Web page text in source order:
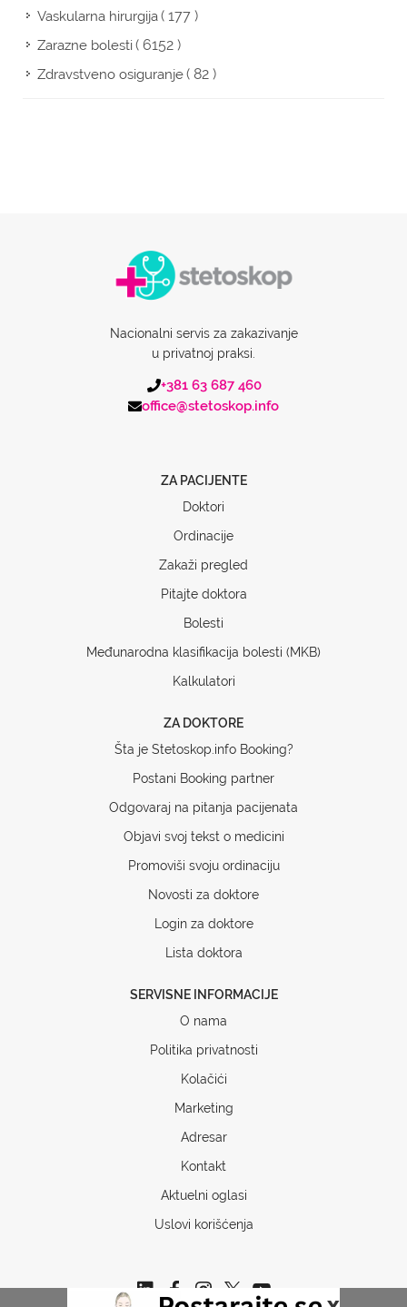
Vaskularna hirurgija( 177 )
Zarazne bolesti( 6152 )
Zdravstveno osiguranje( 82 )
Nacionalni servis za zakazivanje
u privatnoj praksi.
+381 63 687 460
office@stetoskop.info
ZA PACIJENTE
Doktori
Ordinacije
Zakaži pregled
Pitajte doktora
Bolesti
Međunarodna klasifikacija bolesti (MKB)
Kalkulatori
ZA DOKTORE
Šta je Stetoskop.info Booking?
Postani Booking partner
Odgovaraj na pitanja pacijenata
Objavi svoj tekst o medicini
Promoviši svoju ordinaciju
Novosti za doktore
Login za doktore
Lista doktora
SERVISNE INFORMACIJE
O nama
Politika privatnosti
Kolačići
Marketing
Adresar
Kontakt
Aktuelni oglasi
Uslovi korišćenja